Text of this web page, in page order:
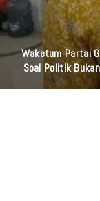
Laila Ayu Bercerita
Dalam Hubungan